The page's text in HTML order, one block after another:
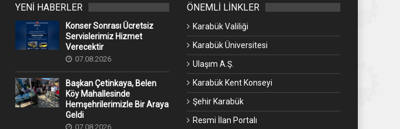
YENİ HABERLER
Konser Sonrası Ücretsiz
Servislerimiz Hizmet
Verecektir
07.08.2026
Başkan Çetinkaya, Belen
Köy Mahallesinde
Hemşehrilerimizle Bir Araya
Geldi
07.08.2026
ÖNEMLİ LİNKLER
Karabük Valiliği
Karabük Üniversitesi
Ulaşım A.Ş.
Karabük Kent Konseyi
Şehir Karabük
Resmi İlan Portalı